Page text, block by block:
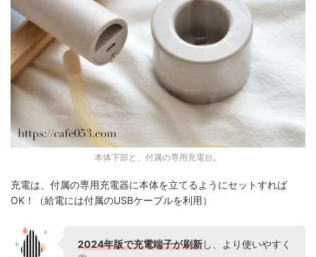
本体下部と、付属の専用充電台。
充電は、付属の専用充電器に本体を立てるようにセットすれば
OK！（給電には付属のUSBケーブルを利用）
2024年版で充電端子が刷新し、より使いやすく